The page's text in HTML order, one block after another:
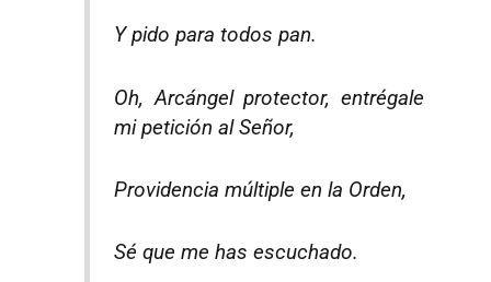
Y pido para todos pan.
Oh, Arcángel protector, entrégale
mi petición al Señor,
Providencia múltiple en la Orden,
Sé que me has escuchado.